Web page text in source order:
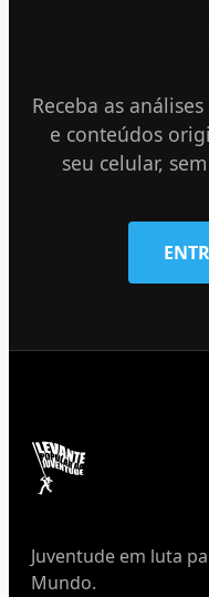
Receba as
e conteúdos
seu celular,
Juventude em luta
Mundo.